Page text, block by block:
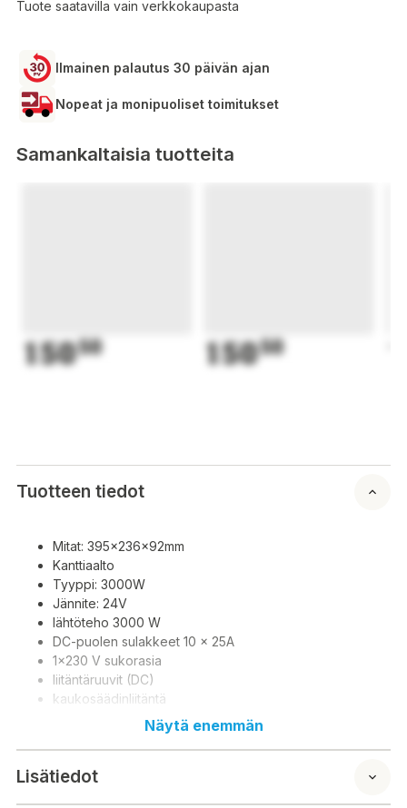
Tuote saatavilla vain verkkokaupasta
Ilmainen palautus 30 päivän ajan
Nopeat ja monipuoliset toimitukset
Samankaltaisia tuotteita
15050 15050
Tuotteen tiedot
Mitat: 395x236x92mm
Kanttiaalto
Tyyppi: 3000W
Jännite: 24V
lähtöteho 3000 W
DC-puolen sulakkeet 10 x 25A
1x230 V sukorasia
liitäntäruuvit (DC)
kaukosäädinliitäntä
hetkellinen tehonkesto 6000W
tyhjäkäyntivirta <3A, 6.3kg
Näytä enemmän
Lisätiedot